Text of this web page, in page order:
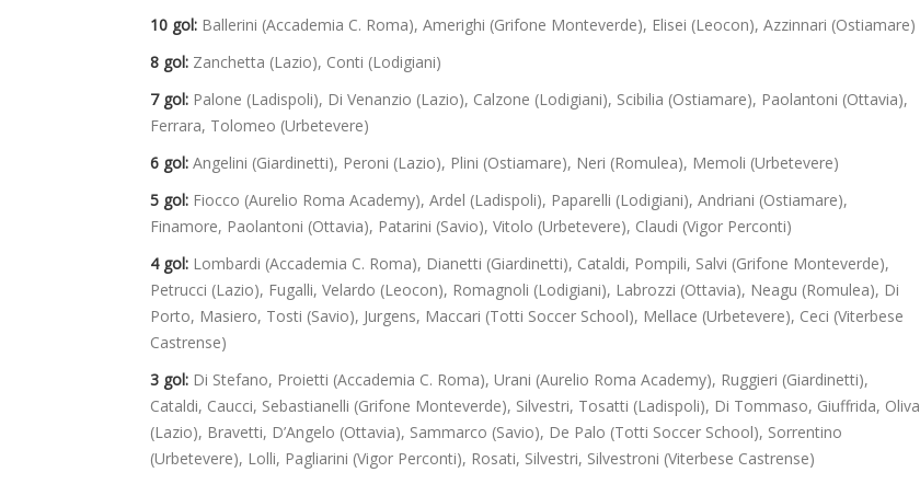
10 gol: Ballerini (Accademia C. Roma), Amerighi (Grifone Monteverde), Elisei (Leocon), Azzinnari (Ostiamare)
8 gol: Zanchetta (Lazio), Conti (Lodigiani)
7 gol: Palone (Ladispoli), Di Venanzio (Lazio), Calzone (Lodigiani), Scibilia (Ostiamare), Paolantoni (Ottavia),
Ferrara, Tolomeo (Urbetevere)
6 gol: Angelini (Giardinetti), Peroni (Lazio), Plini (Ostiamare), Neri (Romulea), Memoli (Urbetevere)
5 gol: Fiocco (Aurelio Roma Academy), Ardel (Ladispoli), Paparelli (Lodigiani), Andriani (Ostiamare),
Finamore, Paolantoni (Ottavia), Patarini (Savio), Vitolo (Urbetevere), Claudi (Vigor Perconti)
4 gol: Lombardi (Accademia C. Roma), Dianetti (Giardinetti), Cataldi, Pompili, Salvi (Grifone Monteverde),
Petrucci (Lazio), Fugalli, Velardo (Leocon), Romagnoli (Lodigiani), Labrozzi (Ottavia), Neagu (Romulea), Di
Porto, Masiero, Tosti (Savio), Jurgens, Maccari (Totti Soccer School), Mellace (Urbetevere), Ceci (Viterbese
Castrense)
3 gol: Di Stefano, Proietti (Accademia C. Roma), Urani (Aurelio Roma Academy), Ruggieri (Giardinetti),
Cataldi, Caucci, Sebastianelli (Grifone Monteverde), Silvestri, Tosatti (Ladispoli), Di Tommaso, Giuffrida, Oliva
(Lazio), Bravetti, D’Angelo (Ottavia), Sammarco (Savio), De Palo (Totti Soccer School), Sorrentino
(Urbetevere), Lolli, Pagliarini (Vigor Perconti), Rosati, Silvestri, Silvestroni (Viterbese Castrense)